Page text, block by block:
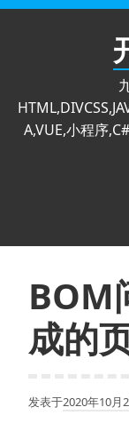
跳
A,VUE,小程序
BOM
成的
发表于2020年10月